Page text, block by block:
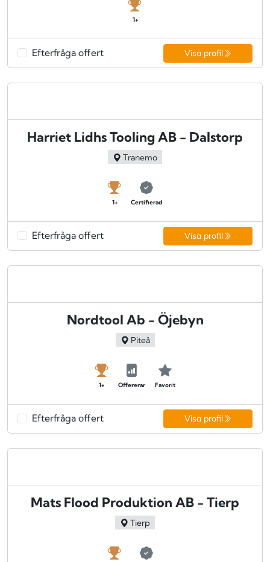
1+
Efterfråga offert Visa profil
Harriet Lidhs Tooling AB - Dalstorp
Tranemo
1+ Certifierad
Efterfråga offert Visa profil
Nordtool Ab - Öjebyn
Piteå
1+ Offererar Favorit
Efterfråga offert Visa profil
Mats Flood Produktion AB - Tierp
Tierp